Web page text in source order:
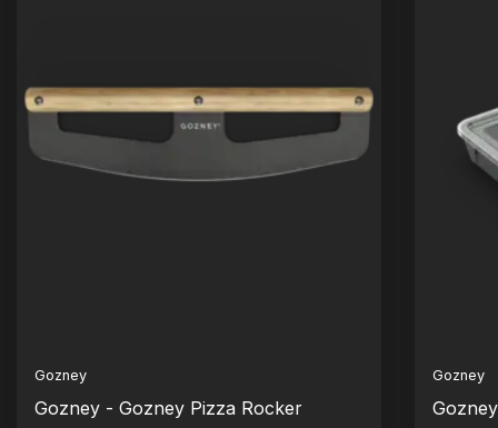
Gozney
Gozney - Gozney Pizza Rocker
Gozney